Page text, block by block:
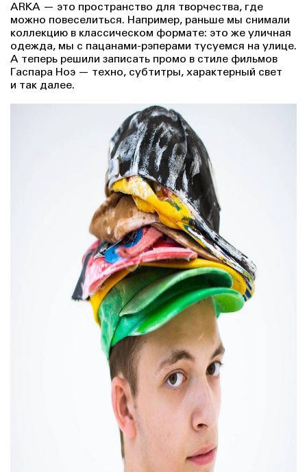
ARKA — это пространство для творчества, где
можно повеселиться. Например, раньше мы снимали
коллекцию в классическом формате: это же уличная
одежда, мы с пацанами-рэперами тусуемся на улице.
А теперь решили записать промо в стиле фильмов
Гаспара Ноэ — техно, субтитры, характерный свет
и так далее.